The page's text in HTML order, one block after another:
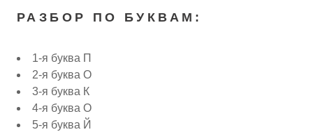
РАЗБОР ПО БУКВАМ:
1-я буква П
2-я буква О
3-я буква К
4-я буква О
5-я буква Й